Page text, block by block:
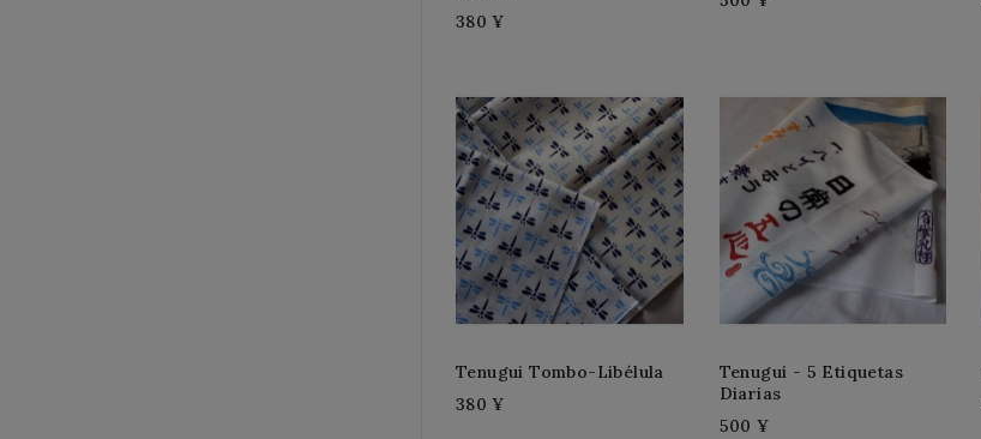
380 ¥
Tenugui Tombo-Libélula
380 ¥
Tenugui - 5 Etiquetas
Diarias
500 ¥